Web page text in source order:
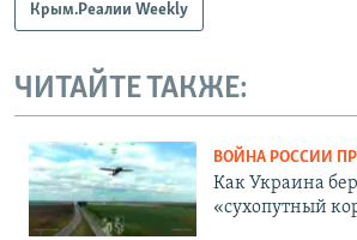
Крым.Реалии Weekly
ЧИТАЙТЕ ТАКЖЕ:
ВОЙНА РОССИИ
Как Украина
«сухопутный